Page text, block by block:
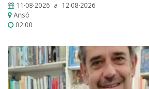
11·08·2026 a 12·08·2026
Ansó
02:00